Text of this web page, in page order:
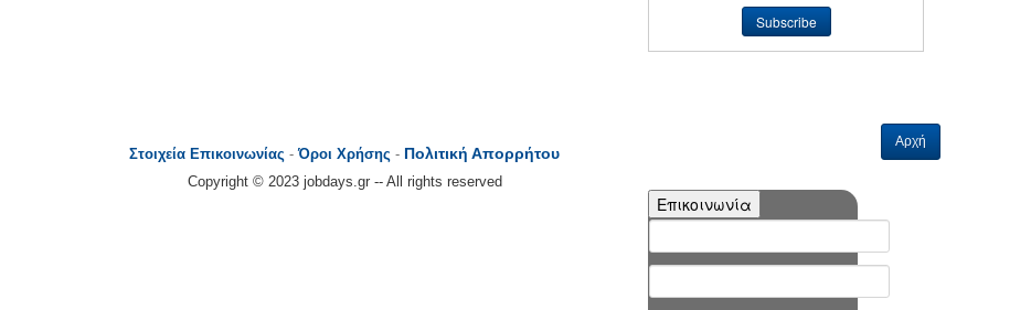
Στοιχεία Επικοινωνίας -Όροι Χρήσης - Πολιτική Απορρήτου
Copyright © 2023 jobdays.gr -- All rights reserved
Αρχή